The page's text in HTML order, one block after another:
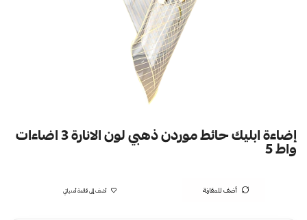
إضاءة ابليك حائط موردن ذهبي لون الانارة 3 اضاءات
واط 5
أضف للمقارنة أضف إلى قائمة أمنياتي